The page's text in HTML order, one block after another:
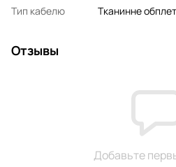
Тип кабелю
Тканинне
Отзывы
Добавьте